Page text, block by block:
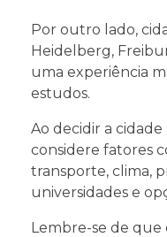
Por outro lado,
Heidelberg,
uma experiência
estudos.
Ao decidir a
considere fatores
transporte, clima,
universidades e
Lembre-se de